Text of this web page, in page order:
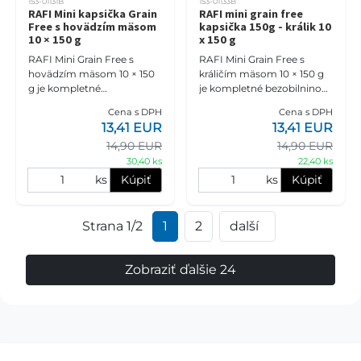
RAFI Mini kapsička Grain
Free s hovädzím mäsom
10 × 150 g
RAFI Mini Grain Free s
hovädzím mäsom 10 × 150
g je kompletné
krmivo pre dospelé psy
malých plemien vo
výhodnom balení.
Cena s DPH
14,90 EUR
13,41 EUR
30,40 ks
ks Kúpiť
RAFI mini grain free
kapsička 150g - králik 10
x 150 g
RAFI Mini Grain Free s
králičím mäsom 10 × 150 g
je kompletné bezobilninové
psy malých plemien vo
výhodnom balení. Jemná
Cena s DPH
14,90 EUR
13,41 EUR
22,40 ks
ks Kúpiť
Strana 1/2 1 2 další
Zobraziť ďalšie 24